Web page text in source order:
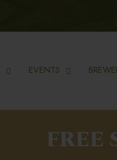
EVENTS
FREE